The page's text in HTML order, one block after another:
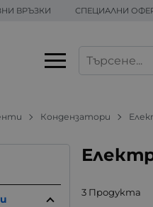
ВРЪЗКИ СПЕЦИАЛНИ
Кондензатори
3 Продукта